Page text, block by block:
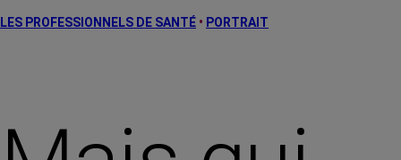
LES PROFESSIONNELS DE SANTÉ • PORTRAIT